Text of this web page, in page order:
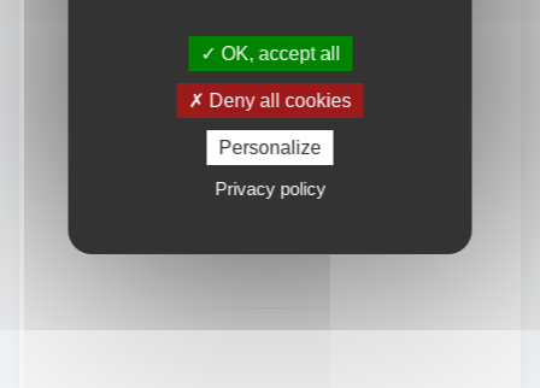
OK, accept all
Deny all cookies
Personalize
Privacy policy